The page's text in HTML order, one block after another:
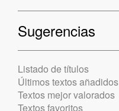
Sugerencias
Listado de títulos
Últimos textos añadidos
Textos mejor valorados
Textos favoritos